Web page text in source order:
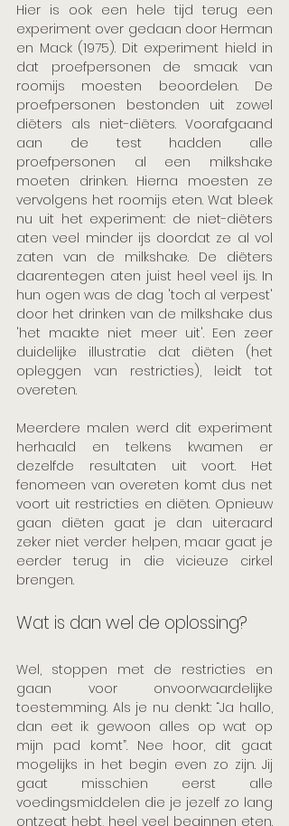
Hier is ook een hele tijd terug een
experiment over gedaan door Herman
en Mack (1975). Dit experiment hield in
dat proefpersonen de smaak van
roomijs moesten beoordelen. De
proefpersonen bestonden uit zowel
diëters als niet-diëters. Voorafgaand
aan de test hadden alle
proefpersonen al een milkshake
moeten drinken. Hierna moesten ze
vervolgens het roomijs eten. Wat bleek
nu uit het experiment: de niet-diëters
aten veel minder ijs doordat ze al vol
zaten van de milkshake. De diëters
daarentegen aten juist heel veel ijs. In
hun ogen was de dag 'toch al verpest'
door het drinken van de milkshake dus
'het maakte niet meer uit'. Een zeer
duidelijke illustratie dat diëten (het
opleggen van restricties), leidt tot
overeten.
Meerdere malen werd dit experiment
herhaald en telkens kwamen er
dezelfde resultaten uit voort. Het
fenomeen van overeten komt dus net
voort uit restricties en diëten. Opnieuw
gaan diëten gaat je dan uiteraard
zeker niet verder helpen, maar gaat je
eerder terug in die vicieuze cirkel
brengen.
Wat is dan wel de oplossing?
Wel, stoppen met de restricties en
gaan voor onvoorwaardelijke
toestemming. Als je nu denkt: “Ja hallo,
dan eet ik gewoon alles op wat op
mijn pad komt”. Nee hoor, dit gaat
mogelijks in het begin even zo zijn. Jij
gaat misschien eerst alle
voedingsmiddelen die je jezelf zo lang
ontzegt hebt, heel veel beginnen eten.